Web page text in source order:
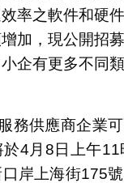
率之軟件和硬
加，現公開招
企有更多不同
務供應商企業
4月8日上午
岸上海街175